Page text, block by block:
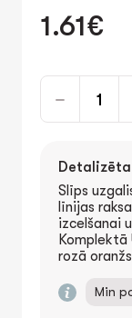
1.61€
Slīps
līnijas
izcelšanai
rozā
Min